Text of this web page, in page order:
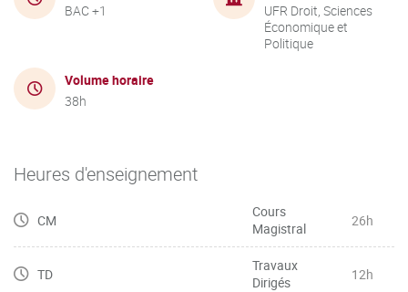
BAC +1
UFR Droit, Sciences
Économique et
Politique
Volume horaire
38h
Heures d'enseignement
CM
Cours
Magistral
26h
TD
Travaux
Dirigés
12h